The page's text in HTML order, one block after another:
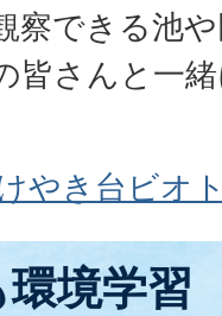
察できる池
皆さんと一
やき台ビオ
境学習